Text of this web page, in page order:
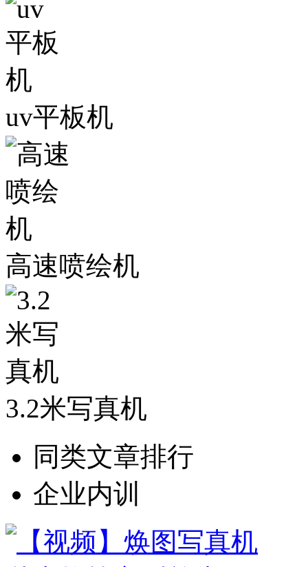
uv平板机
高速喷绘机
3.2米写真机
同类文章排行
企业内训